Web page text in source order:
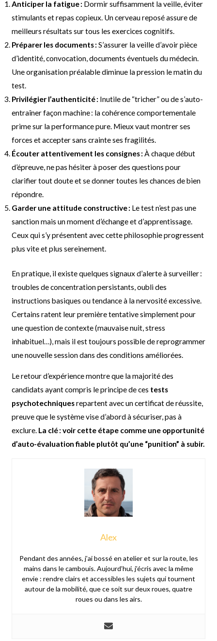
Anticiper la fatigue :Dormir suffisamment la veille, éviter
stimulants et repas copieux. Un cerveau reposé assure de
meilleurs résultats sur tous les exercices cognitifs.
Préparer les documents :S’assurer la veille d’avoir pièce
d’identité, convocation, documents éventuels du médecin.
Une organisation préalable diminue la pression le matin du
test.
Privilégier l’authenticité :Inutile de “tricher” ou de s’auto-
entraîner façon machine : la cohérence comportementale
prime sur la performance pure. Mieux vaut montrer ses
forces et accepter sans crainte ses fragilités.
Écouter attentivement les consignes :À chaque début
d’épreuve, ne pas hésiter à poser des questions pour
clarifier tout doute et se donner toutes les chances de bien
répondre.
Garder une attitude constructive :Le test n’est pas une
sanction mais un moment d’échange et d’apprentissage.
Ceux qui s’y présentent avec cette philosophie progressent
plus vite et plus sereinement.
En pratique, il existe quelques signaux d’alerte à surveiller :
troubles de concentration persistants, oubli des
instructions basiques ou tendance à la nervosité excessive.
Certains ratent leur première tentative simplement pour
une question de contexte (mauvaise nuit, stress
inhabituel…), mais il est toujours possible de reprogrammer
une nouvelle session dans des conditions améliorées.
Le retour d’expérience montre que la majorité des
candidats ayant compris le principe de ces tests
psychotechniquesrepartent avec un certificat de réussite,
preuve que le système vise d’abord à sécuriser, pas à
exclure. La clé : voir cette étape comme une opportunité
d’auto-évaluation fiable plutôt qu’une “punition” à subir.
Alex
Pendant des années, j’ai bossé en atelier et sur la route, les
mains dans le cambouis. Aujourd’hui, j’écris avec la même
envie : rendre clairs et accessibles les sujets qui tournent
autour de la mobilité, que ce soit sur deux roues, quatre
roues ou dans les airs.